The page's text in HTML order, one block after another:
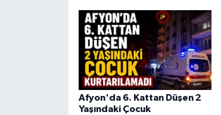
Afyon'da 6. Kattan Düşen 2
Yaşındaki Çocuk